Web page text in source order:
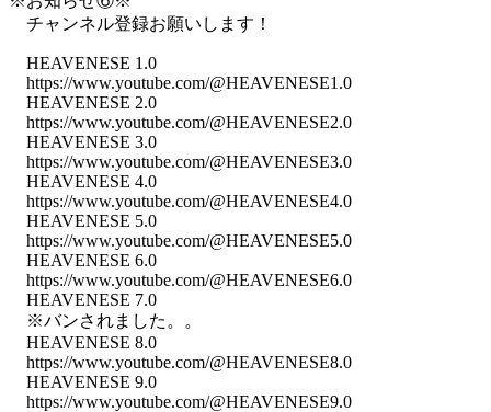
チャンネル登録お願いします！
HEAVENESE 1.0
https://www.youtube.com/@HEAVENESE1.0
HEAVENESE 2.0
https://www.youtube.com/@HEAVENESE2.0
HEAVENESE 3.0
https://www.youtube.com/@HEAVENESE3.0
HEAVENESE 4.0
https://www.youtube.com/@HEAVENESE4.0
HEAVENESE 5.0
https://www.youtube.com/@HEAVENESE5.0
HEAVENESE 6.0
https://www.youtube.com/@HEAVENESE6.0
HEAVENESE 7.0
※バンされました。。
HEAVENESE 8.0
https://www.youtube.com/@HEAVENESE8.0
HEAVENESE 9.0
https://www.youtube.com/@HEAVENESE9.0